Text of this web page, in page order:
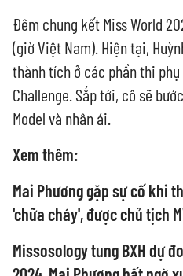
Đêm chung kết Miss World
(giờ Việt Nam). Hiện tại,
thành tích ở các phần thi phụ
Challenge. Sắp tới, cô sẽ
Model và nhân ái.
Xem thêm:
Mai Phương gặp sự cố khi
'chữa cháy', được chủ tịch
Missosology tung BXH dự